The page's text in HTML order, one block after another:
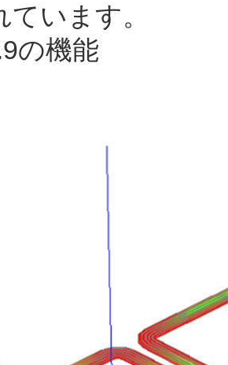
ています。
の機能